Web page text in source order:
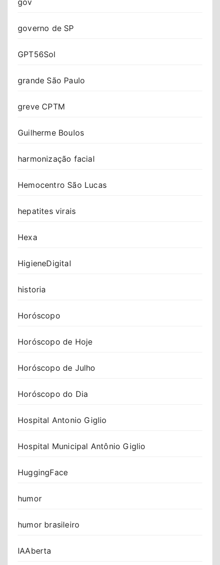
governo de SP
GPT56Sol
grande São Paulo
greve CPTM
Guilherme Boulos
harmonização facial
Hemocentro São Lucas
hepatites virais
Hexa
HigieneDigital
historia
Horóscopo
Horóscopo de Hoje
Horóscopo de Julho
Horóscopo do Dia
Hospital Antonio Giglio
Hospital Municipal Antônio Giglio
HuggingFace
humor
humor brasileiro
IAAberta